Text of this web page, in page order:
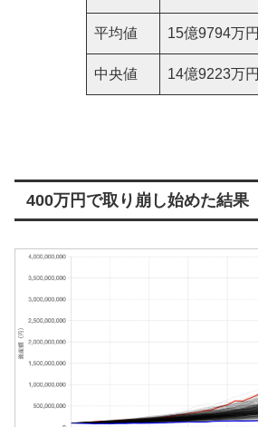
平均値 15億9794万円
中央値 14億9223万円
400万円で取り崩し始めた結果